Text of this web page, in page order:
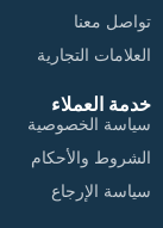
تواصل معنا
العلامات التجارية
خدمة العملاء
سياسة الخصوصية
الشروط والأحكام
سياسة الإرجاع